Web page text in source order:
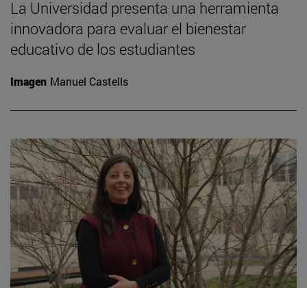
La Universidad presenta una herramienta
innovadora para evaluar el bienestar
educativo de los estudiantes
Imagen Manuel Castells